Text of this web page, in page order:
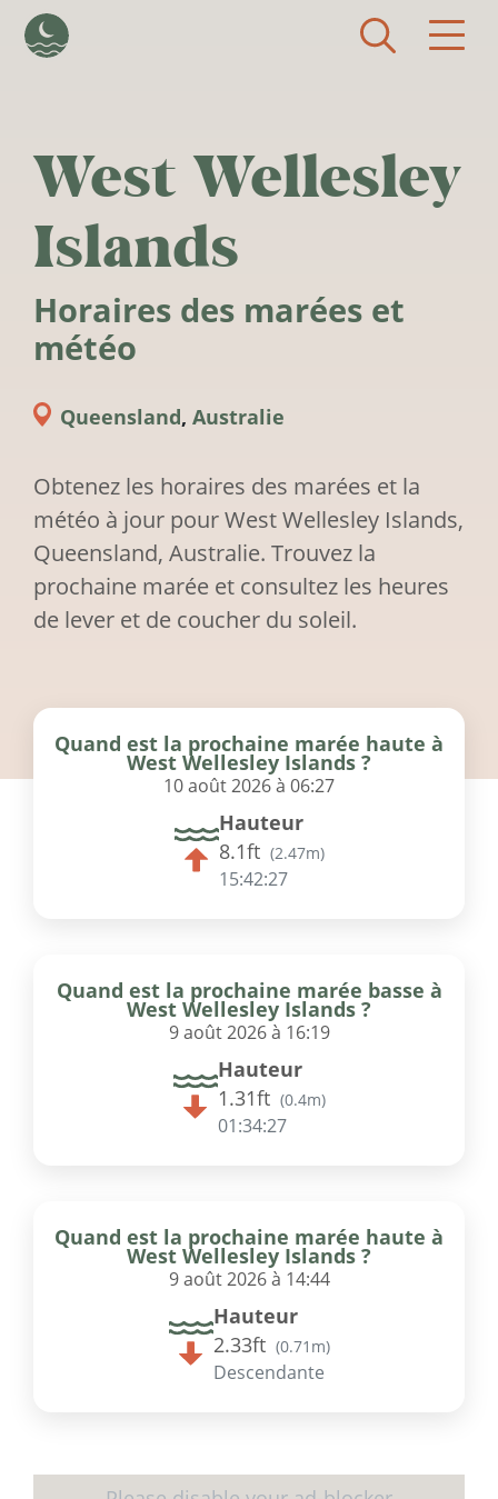
West Wellesley
Islands
Horaires des marées et
météo
Queensland, Australie
Obtenez les horaires des marées et la
météo à jour pour West Wellesley Islands,
Queensland, Australie. Trouvez la
prochaine marée et consultez les heures
de lever et de coucher du soleil.
Quand est la prochaine marée haute à
West Wellesley Islands ?
10 août 2026 à 06:27
Hauteur
8.1ft (2.47m)
15:42:27
Quand est la prochaine marée basse à
West Wellesley Islands ?
9 août 2026 à 16:19
Hauteur
1.31ft (0.4m)
01:34:27
Quand est la prochaine marée haute à
West Wellesley Islands ?
9 août 2026 à 14:44
Hauteur
2.33ft (0.71m)
Descendante